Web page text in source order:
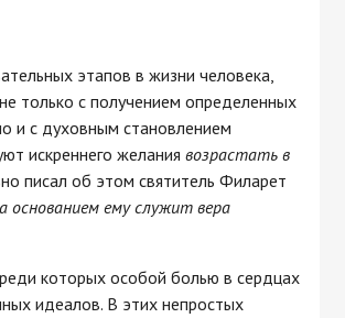
этапов в жизни человека,
только с получением определенных
и с духовным становлением
искреннего желания возрастать в
писал об этом святитель Филарет
основанием ему служит вера
которых особой болью в сердцах
идеалов. В этих непростых